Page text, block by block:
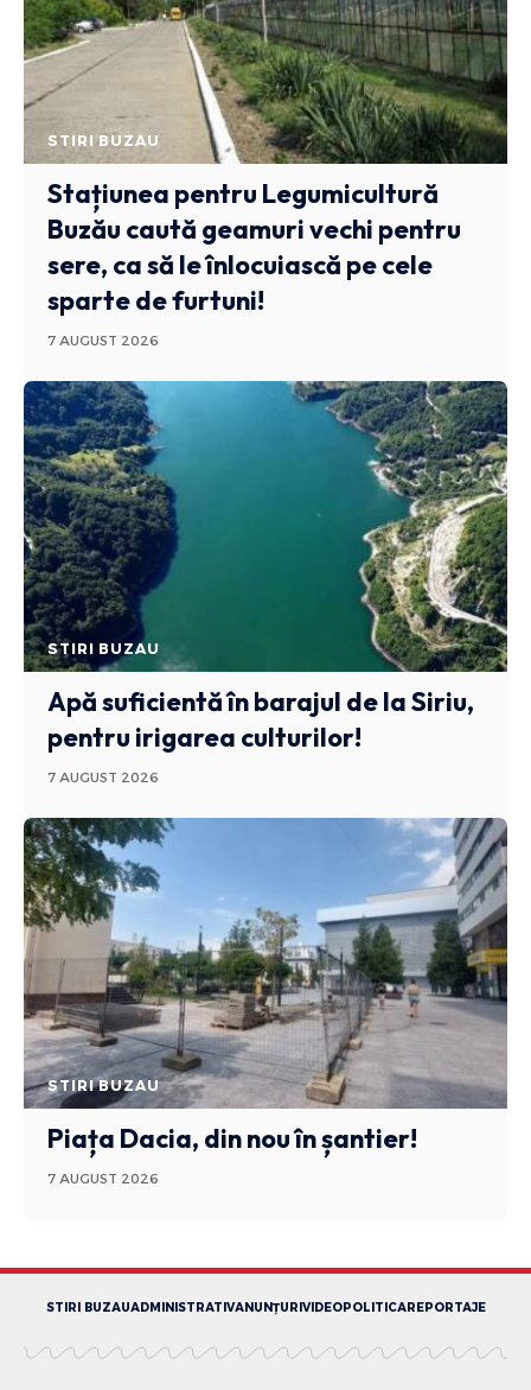
STIRI BUZAU
Stațiunea pentru Legumicultură
Buzău caută geamuri vechi pentru
sere, ca să le înlocuiască pe cele
sparte de furtuni!
7 AUGUST 2026
STIRI BUZAU
Apă suficientă în barajul de la Siriu,
pentru irigarea culturilor!
7 AUGUST 2026
STIRI BUZAU
Piața Dacia, din nou în șantier!
7 AUGUST 2026
STIRI BUZAUADMINISTRATIVANUNȚURIVIDEOPOLITICAREPORTAJE